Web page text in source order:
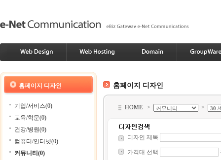
홈페이지 디자인
기업/서비스(0)
교육/학문(0)
건강/병원(0)
컴퓨터/인터넷(0)
커뮤니티(0)
홈페이지 디자인
HOME > >
디자인 제목
가격대 선택